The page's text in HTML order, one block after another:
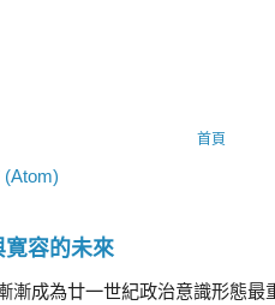
首頁
(Atom)
容的未來
漸成為廿一世紀政治意識形態